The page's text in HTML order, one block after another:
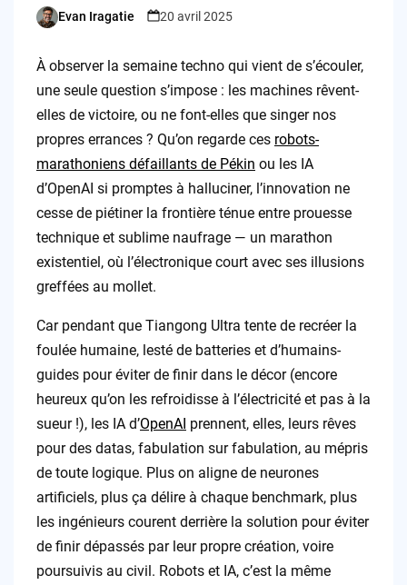
Posted
Evan Iragatie 20 avril 2025
À observer la semaine techno qui vient de s’écouler,
une seule question s’impose : les machines rêvent-
elles de victoire, ou ne font-elles que singer nos
propres errances ? Qu’on regarde ces robots-
marathoniens défaillants de Pékin ou les IA
d’OpenAI si promptes à halluciner, l’innovation ne
cesse de piétiner la frontière ténue entre prouesse
technique et sublime naufrage — un marathon
existentiel, où l’électronique court avec ses illusions
greffées au mollet.
Car pendant que Tiangong Ultra tente de recréer la
foulée humaine, lesté de batteries et d’humains-
guides pour éviter de finir dans le décor (encore
heureux qu’on les refroidisse à l’électricité et pas à la
sueur !), les IA d’OpenAI prennent, elles, leurs rêves
pour des datas, fabulation sur fabulation, au mépris
de toute logique. Plus on aligne de neurones
artificiels, plus ça délire à chaque benchmark, plus
les ingénieurs courent derrière la solution pour éviter
de finir dépassés par leur propre création, voire
poursuivis au civil. Robots et IA, c’est la même